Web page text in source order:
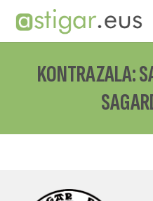
KONTRAZALA: